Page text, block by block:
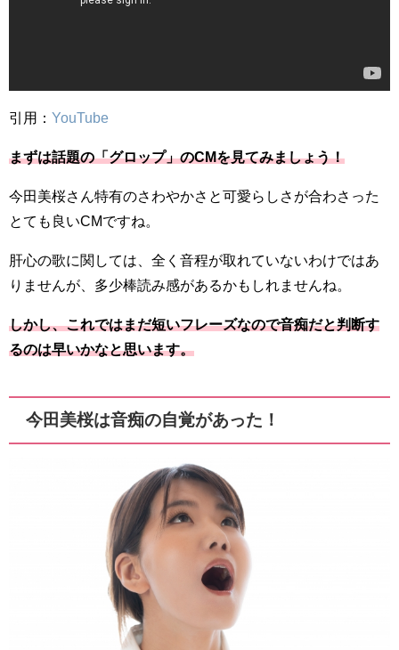
引用： YouTube
まずは話題の「グロップ」のCMを見てみましょう！
今田美桜さん特有のさわやかさと可愛らしさが合わさった
とても良いCMですね。
肝心の歌に関しては、全く音程が取れていないわけではあ
りませんが、多少棒読み感があるかもしれませんね。
しかし、これではまだ短いフレーズなので音痴だと判断す
るのは早いかなと思います。
今田美桜は音痴の自覚があった！